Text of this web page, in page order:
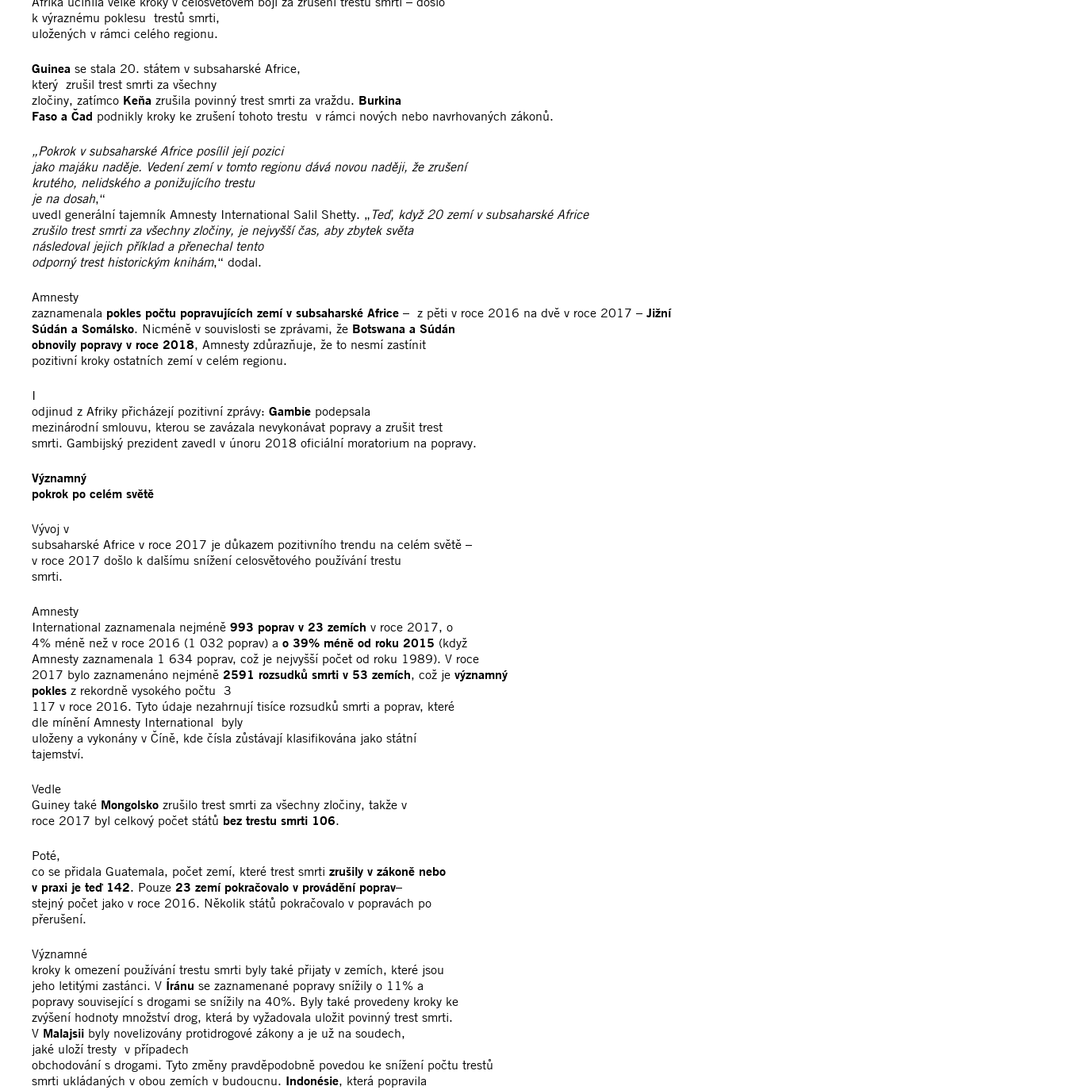
k výraznému poklesu trestů smrti,
uložených v rámci celého regionu.
Guinea se stala 20. státem v subsaharské Africe,
který zrušil trest smrti za všechny
zločiny, zatímco Keňa zrušila povinný trest smrti za vraždu. Burkina
Faso a Čad podnikly kroky ke zrušení tohoto trestu v rámci nových nebo navrhovaných zákonů.
„Pokrok v subsaharské Africe posílil její pozici
jako majáku naděje. Vedení zemí v tomto regionu dává novou naději, že zrušení
krutého, nelidského a ponižujícího trestu
je na dosah,“
uvedl generální tajemník Amnesty International Salil Shetty. „ Teď, když 20 zemí v subsaharské Africe
zrušilo trest smrti za všechny zločiny, je nejvyšší čas, aby zbytek světa
následoval jejich příklad a přenechal tento
odporný trest historickým knihám,“ dodal.
Amnesty
zaznamenala pokles počtu popravujících zemí v subsaharské Africe – z pěti v roce 2016 na dvě v roce 2017 – Jižní
Súdán a Somálsko. Nicméně v souvislosti se zprávami, že Botswana a Súdán
obnovily popravy v roce 2018, Amnesty zdůrazňuje, že to nesmí zastínit
pozitivní kroky ostatních zemí v celém regionu.
I
odjinud z Afriky přicházejí pozitivní zprávy: Gambie podepsala
mezinárodní smlouvu, kterou se zavázala nevykonávat popravy a zrušit trest
smrti. Gambijský prezident zavedl v únoru 2018 oficiální moratorium na popravy.
Významný
pokrok po celém světě
Vývoj v
subsaharské Africe v roce 2017 je důkazem pozitivního trendu na celém světě –
v roce 2017 došlo k dalšímu snížení celosvětového používání trestu
smrti.
Amnesty
International zaznamenala nejméně 993 poprav v 23 zemích v roce 2017, o
4% méně než v roce 2016 (1 032 poprav) a o 39% méně od roku 2015 (když
Amnesty zaznamenala 1 634 poprav, což je nejvyšší počet od roku 1989). V roce
2017 bylo zaznamenáno nejméně 2591 rozsudků smrti v 53 zemích, což je významný
pokles z rekordně vysokého počtu 3
117 v roce 2016. Tyto údaje nezahrnují tisíce rozsudků smrti a poprav, které
dle mínění Amnesty International byly
uloženy a vykonány v Číně, kde čísla zůstávají klasifikována jako státní
tajemství.
Vedle
Guiney také Mongolsko zrušilo trest smrti za všechny zločiny, takže v
roce 2017 byl celkový počet států bez trestu smrti 106.
Poté,
co se přidala Guatemala, počet zemí, které trest smrti zrušily v zákoně nebo
v praxi je teď 142. Pouze 23 zemí pokračovalo v provádění poprav–
stejný počet jako v roce 2016. Několik států pokračovalo v popravách po
přerušení.
Významné
kroky k omezení používání trestu smrti byly také přijaty v zemích, které jsou
jeho letitými zastánci. V Íránu se zaznamenané popravy snížily o 11% a
popravy související s drogami se snížily na 40%. Byly také provedeny kroky ke
zvýšení hodnoty množství drog, která by vyžadovala uložit povinný trest smrti.
V Malajsii byly novelizovány protidrogové zákony a je už na soudech,
jaké uloží tresty v případech
obchodování s drogami. Tyto změny pravděpodobně povedou ke snížení počtu trestů
smrti ukládaných v obou zemích v budoucnu. Indonésie, která popravila